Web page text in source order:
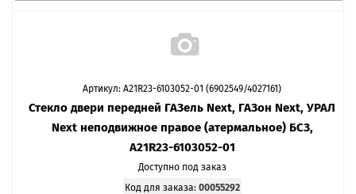
Артикул: A21R23-6103052-01 (6902549/4027161)
Стекло двери передней ГАЗель Next, ГАЗон Next, УРАЛ
Next неподвижное правое (атермальное) БСЗ,
A21R23-6103052-01
Доступно под заказ
Код для заказа: 00055292